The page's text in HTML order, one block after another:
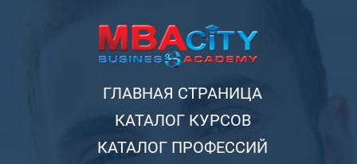
ГЛАВНАЯ СТРАНИЦА
КАТАЛОГ КУРСОВ
КАТАЛОГ ПРОФЕССИЙ